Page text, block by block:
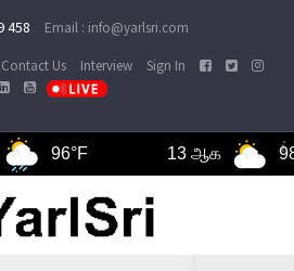
458 Email : info@yarlsri.com
Contact Us Interview Sign In
96°F 13 ஆக 98°F